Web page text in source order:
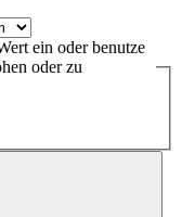
ein oder benutze
oder zu